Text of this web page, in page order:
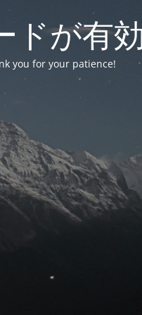
ドが有
you for your patience!